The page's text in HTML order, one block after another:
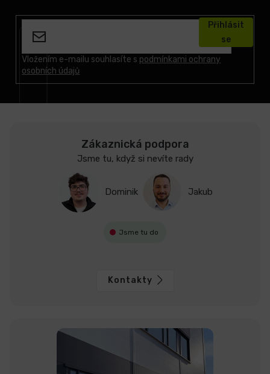
Vložením e-mailu souhlasíte s podmínkami ochrany
osobních údajů
Přihlásit
se
Zákaznická podpora
Jsme tu, když si nevíte rady
Dominik Jakub
Jsme tu do
Kontakty